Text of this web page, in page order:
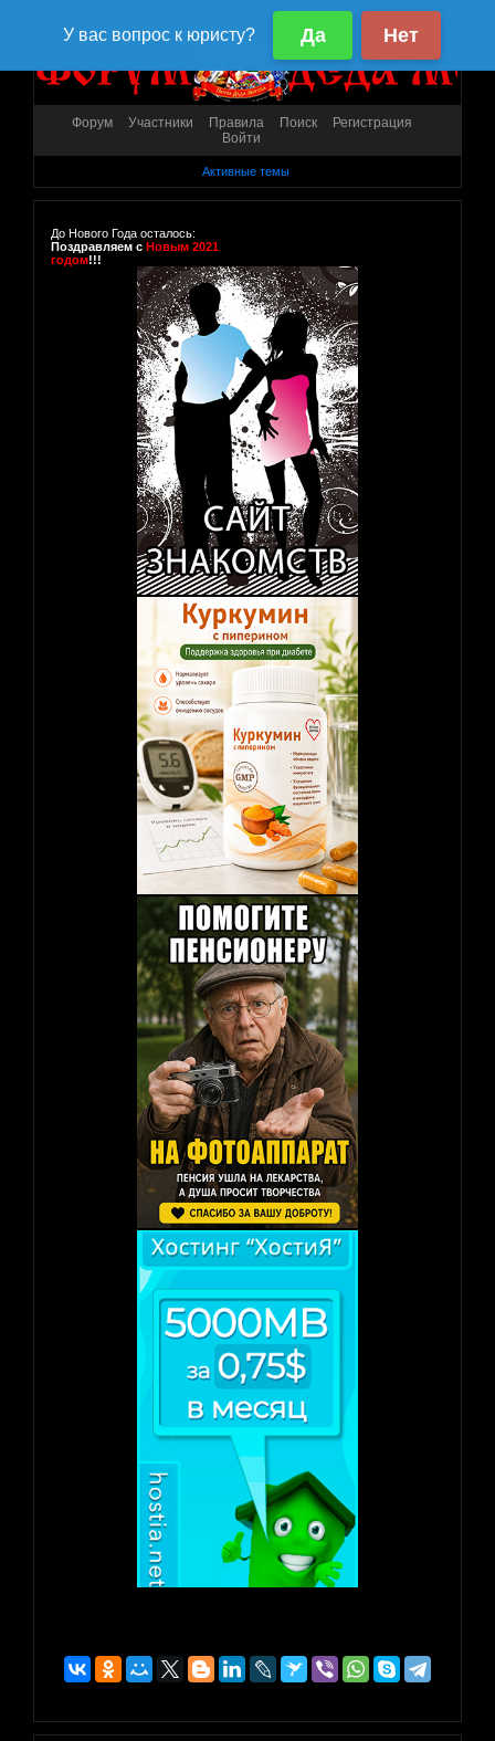
Форум Участники Правила Поиск
Регистрация
Войти
Активные темы
До Нового Года осталось:
Поздравляем с Новым 2021
годом!!!